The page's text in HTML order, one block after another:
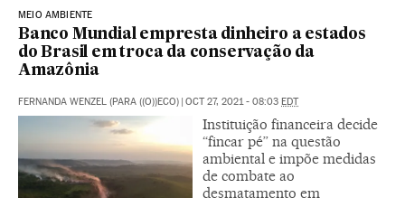
MEIO AMBIENTE
Banco Mundial empresta dinheiro a estados
do Brasil em troca da conservação da
Amazônia
FERNANDA WENZEL (PARA ((O))ECO) | OCT 27, 2021 - 08:03 EDT
Instituição financeira decide
“fincar pé” na questão
ambiental e impõe medidas
de combate ao
desmatamento em